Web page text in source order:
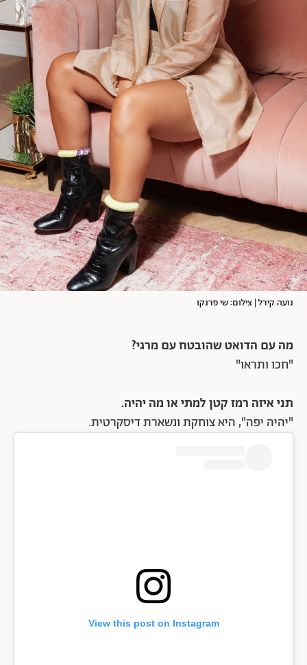
נועה קירל | צילום: שי פרנקו
מה עם הדואט שהובטח עם מרגי?
"חכו ותראו"
תני איזה רמז קטן למתי או מה יהיה.
"יהיה יפה", היא צוחקת ונשארת דיסקרטית.
View this post on Instagram